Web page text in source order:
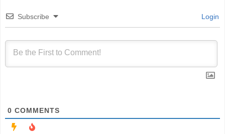
Subscribe Login
0 COMMENTS